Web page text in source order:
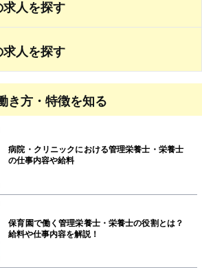
人を探す
人を探す
き方・特徴を知る
病院・クリニックにおける管理栄養士・栄養士
の仕事内容や給料
保育園で働く管理栄養士・栄養士の役割とは？
給料や仕事内容を解説！